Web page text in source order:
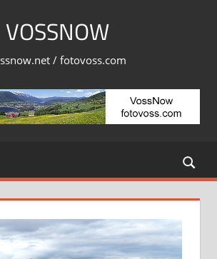
VOSSNOW
/ fotovoss.com